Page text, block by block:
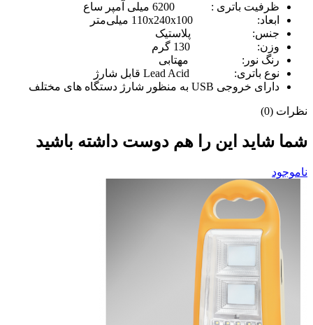
ظرفیت باتری : 6200 میلی آمپر ساع
ابعاد:
جنس:
پلاستیک
وزن:
رنگ نور:
مهتابی
نوع باتری:
دارای خروجی USB به منظور شارژ دستگاه های مختلف
نظرات (0)
شما شاید این را هم دوست داشته باشید
ناموجود